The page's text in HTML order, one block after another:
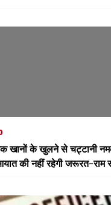
खानों के खुलने से चट्टानी
की नहीं रहेगी जरूरत-राम